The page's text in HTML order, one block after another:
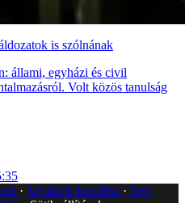
is szólnának
állami, egyházi és civil
Volt közös tanulság
Javítások kezelése
Jogi